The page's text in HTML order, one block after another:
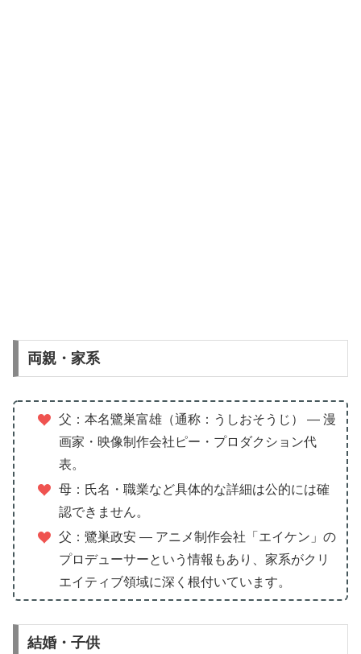
両親・家系
父：本名鷺巣富雄（通称：うしおそうじ） — 漫
画家・映像制作会社ピー・プロダクション代
表。
母：氏名・職業など具体的な詳細は公的には確
認できません。
父：鷺巣政安 — アニメ制作会社「エイケン」の
プロデューサーという情報もあり、家系がクリ
エイティブ領域に深く根付いています。
結婚・子供